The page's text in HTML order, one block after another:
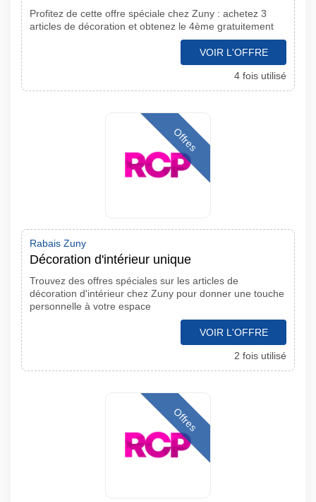
Profitez de cette offre spéciale chez Zuny : achetez 3
articles de décoration et obtenez le 4ème gratuitement
VOIR L'OFFRE
4 fois utilisé
Offres
Rabais Zuny
Décoration d'intérieur unique
Trouvez des offres spéciales sur les articles de
décoration d'intérieur chez Zuny pour donner une touche
personnelle à votre espace
VOIR L'OFFRE
2 fois utilisé
Offres